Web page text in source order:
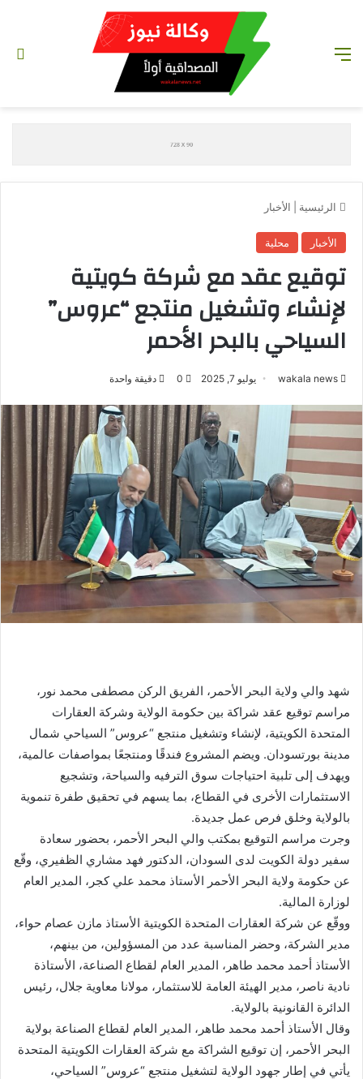
الرئيسية الأخبار
الأخبار محلية
توقيع عقد مع شركة كويتية
لإنشاء وتشغيل منتجع “عروس”
السياحي بالبحر الأحمر
wakala news يوليو 7, 2025 0 دقيقة واحدة
شهد والي ولاية البحر الأحمر، الفريق الركن مصطفى محمد نور،
مراسم توقيع عقد شراكة بين حكومة الولاية وشركة العقارات
المتحدة الكويتية، لإنشاء وتشغيل منتجع “عروس” السياحي شمال
مدينة بورتسودان. ويضم المشروع فندقًا ومنتجعًا بمواصفات عالمية،
ويهدف إلى تلبية احتياجات سوق الترفيه والسياحة، وتشجيع
الاستثمارات الأخرى في القطاع، بما يسهم في تحقيق طفرة تنموية
بالولاية وخلق فرص عمل جديدة.
وجرت مراسم التوقيع بمكتب والي البحر الأحمر، بحضور سعادة
سفير دولة الكويت لدى السودان، الدكتور فهد مشاري الظفيري، وقّع
عن حكومة ولاية البحر الأحمر الأستاذ محمد علي كجر، المدير العام
لوزارة المالية.
ووقّع عن شركة العقارات المتحدة الكويتية الأستاذ مازن عصام حواء،
مدير الشركة، وحضر المناسبة عدد من المسؤولين، من بينهم،
الأستاذ أحمد محمد طاهر، المدير العام لقطاع الصناعة، الأستاذة
نادية ناصر، مدير الهيئة العامة للاستثمار، مولانا معاوية جلال، رئيس
الدائرة القانونية بالولاية.
وقال الأستاذ أحمد محمد طاهر، المدير العام لقطاع الصناعة بولاية
البحر الأحمر، إن توقيع الشراكة مع شركة العقارات الكويتية المتحدة
يأتي في إطار جهود الولاية لتشغيل منتجع “عروس” السياحي،